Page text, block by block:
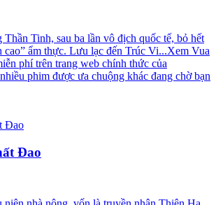
Thần Tinh, sau ba lần vô địch quốc tế, bỏ hết
cao” ẩm thực. Lưu lạc đến Trúc Vi...Xem Vua
phí trên trang web chính thức của
phim được ưa chuộng khác đang chờ bạn
Đao